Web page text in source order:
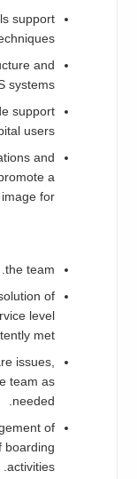
support
and
systems.
support
users.
and
a
for
the team.
of
level
met.
issues,
team as
needed.
of
boarding
activities.